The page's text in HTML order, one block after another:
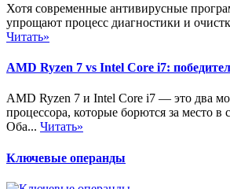
Хотя современные антивирусные
упрощают процесс диагностики и
Читать»
AMD Ryzen 7 vs Intel Core i7:
AMD Ryzen 7 и Intel Core i7 — это два
процессора, которые борются за место в
Оба... Читать»
Ключевые операнды